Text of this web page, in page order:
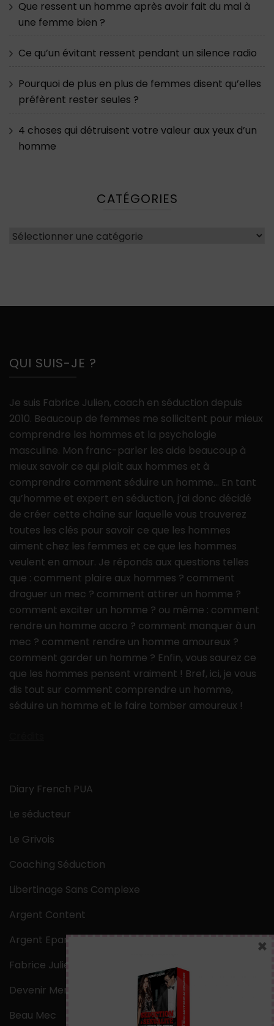
Que ressent un homme après avoir fait du mal à
une femme bien ?
Ce qu’un évitant ressent pendant un silence radio
Pourquoi de plus en plus de femmes disent qu’elles
préfèrent rester seules ?
4 choses qui détruisent votre valeur aux yeux d’un
homme
CATÉGORIES
Catégories
QUI SUIS-JE ?
Je suis Fabrice Julien, coach en séduction depuis
2010. Beaucoup de femmes me sollicitent pour mieux
comprendre les hommes et la psychologie
masculine. Mon franc-parler les aide beaucoup à
mieux savoir ce qui plaît aux hommes et à
comprendre comment séduire un homme… En tant
qu’homme et expert en séduction, j’ai donc décidé
de créer cette chaîne sur laquelle vous trouverez
toutes les clés pour savoir ce que les hommes
aiment chez les femmes et ce que les hommes
veulent en amour. Je réponds aux questions telles
que : comment plaire aux hommes ? comment
draguer un mec ? comment attirer un homme ?
comment exciter un homme ? ou même : comment
rendre un homme accro ? comment manquer à un
mec ? comment rendre un homme amoureux ?
comment garder un homme ? Enfin, vous saurez ce
que les hommes pensent vraiment ! Bref, ici, je vous
dis tout sur comment comprendre un homme,
séduire un homme et le faire tomber amoureux !
Diary French PUA
Le séducteur
Le Grivois
Coaching Séduction
Libertinage Sans Complexe
Argent Content
Argent Epargne
Fabrice Julien
Devenir Mentaliste
Beau Mec
×